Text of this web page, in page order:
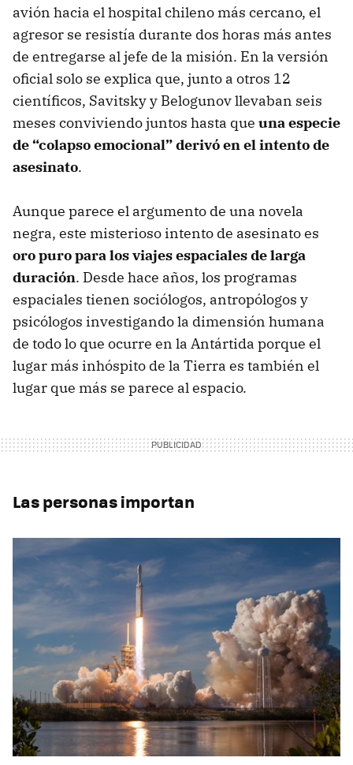
avión hacia el hospital chileno más cercano, el
agresor se resistía durante dos horas más antes
de entregarse al jefe de la misión. En la versión
oficial solo se explica que, junto a otros 12
científicos, Savitsky y Belogunov llevaban seis
meses conviviendo juntos hasta que una especie
de “colapso emocional” derivó en el intento de
asesinato.
Aunque parece el argumento de una novela
negra, este misterioso intento de asesinato es
oro puro para los viajes espaciales de larga
duración. Desde hace años, los programas
espaciales tienen sociólogos, antropólogos y
psicólogos investigando la dimensión humana
de todo lo que ocurre en la Antártida porque el
lugar más inhóspito de la Tierra es también el
lugar que más se parece al espacio.
Las personas importan